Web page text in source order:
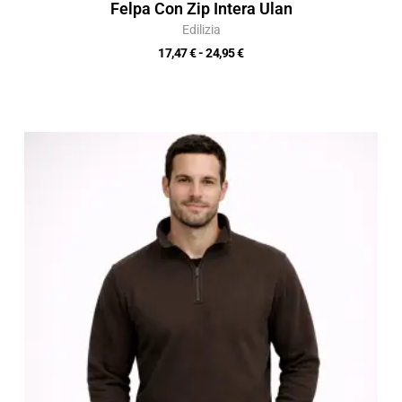
Felpa Con Zip Intera Ulan
Edilizia
17,47€- 24,95€
a
17,31 €